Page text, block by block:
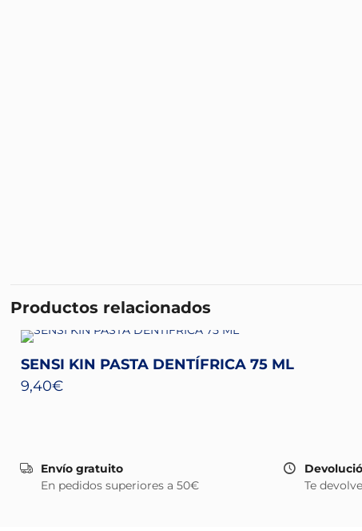
Productos relacionados
SENSI KIN PASTA DENTÍFRICA 75 ML
9,40€
Envío gratuito
En pedidos superiores a 50€
Te